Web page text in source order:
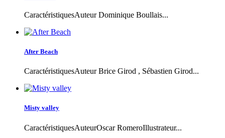
CaractéristiquesAuteur Dominique Boullais...
After Beach
CaractéristiquesAuteur Brice Girod , Sébastien Girod...
Misty valley
CaractéristiquesAuteurOscar RomeroIllustrateur...